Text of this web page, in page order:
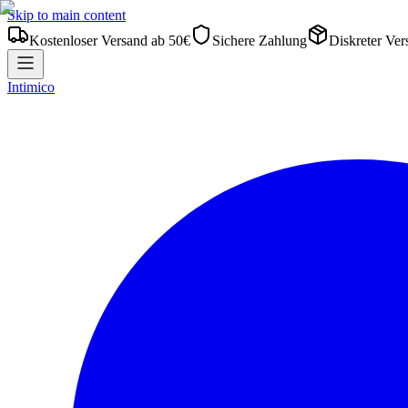
Skip to main content
Kostenloser Versand ab 50€
Sichere Zahlung Diskreter
Intimico